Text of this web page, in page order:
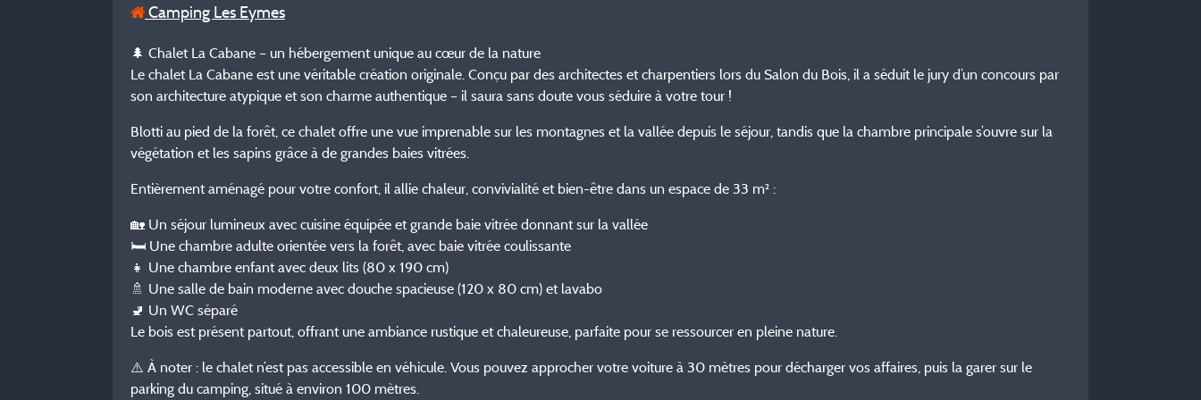
Camping Les Eymes
🌲 Chalet La Cabane – un hébergement unique au cœur de la nature
Le chalet La Cabane est une véritable création originale. Conçu par des architectes et charpentiers lors du Salon du Bois, il a séduit le jury d’un concours par
son architecture atypique et son charme authentique – il saura sans doute vous séduire à votre tour !
Blotti au pied de la forêt, ce chalet offre une vue imprenable sur les montagnes et la vallée depuis le séjour, tandis que la chambre principale s’ouvre sur la
végétation et les sapins grâce à de grandes baies vitrées.
Entièrement aménagé pour votre confort, il allie chaleur, convivialité et bien-être dans un espace de 33 m² :
🏡 Un séjour lumineux avec cuisine équipée et grande baie vitrée donnant sur la vallée
🛏️ Une chambre adulte orientée vers la forêt, avec baie vitrée coulissante
👧 Une chambre enfant avec deux lits (80 x 190 cm)
🚿 Une salle de bain moderne avec douche spacieuse (120 x 80 cm) et lavabo
🚽 Un WC séparé
Le bois est présent partout, offrant une ambiance rustique et chaleureuse, parfaite pour se ressourcer en pleine nature.
⚠️ À noter : le chalet n’est pas accessible en véhicule. Vous pouvez approcher votre voiture à 30 mètres pour décharger vos affaires, puis la garer sur le
parking du camping, situé à environ 100 mètres.